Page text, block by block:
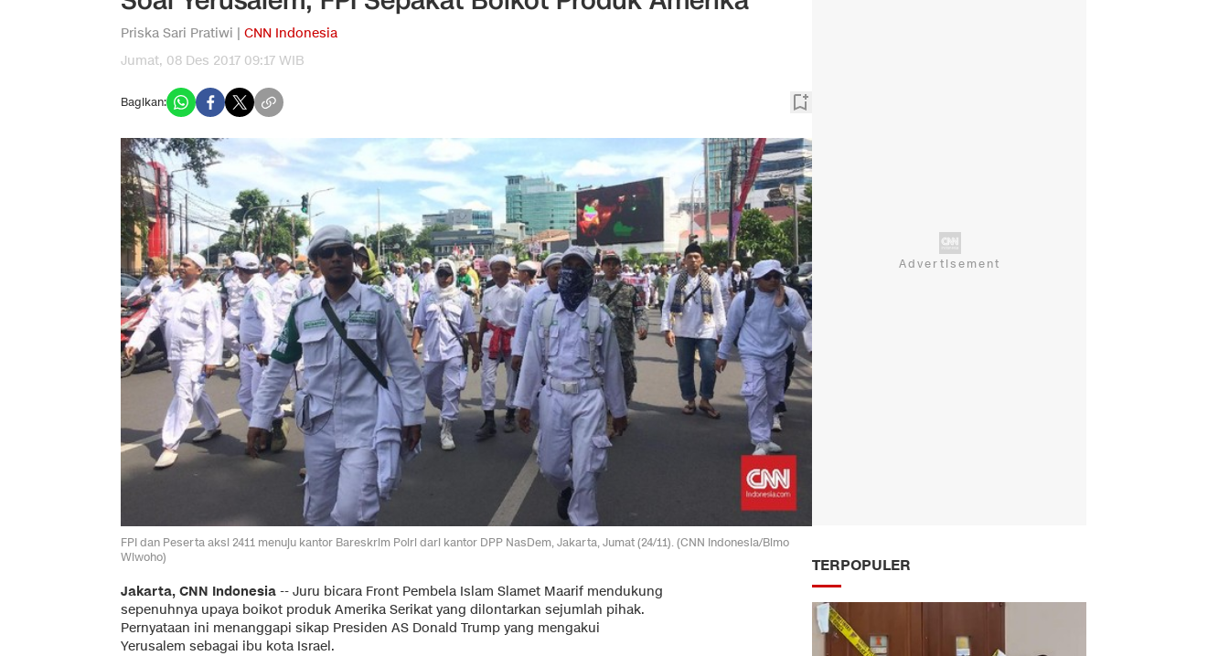
Priska Sari Pratiwi | CNN Indonesia
Jumat, 08 Des 2017 09:17 WIB
Bagikan:
FPI dan Peserta aksi 2411 menuju kantor Bareskrim Polri dari kantor DPP NasDem, Jakarta, Jumat (24/11). (CNN Indonesia/Bimo
Wiwoho)
Jakarta, CNN Indonesia -- Juru bicara Front Pembela Islam Slamet Maarif mendukung
sepenuhnya upaya boikot produk Amerika Serikat yang dilontarkan sejumlah pihak.
Pernyataan ini menanggapi sikap Presiden AS Donald Trump yang mengakui
Yerusalem sebagai ibu kota Israel.
TERPOPULER